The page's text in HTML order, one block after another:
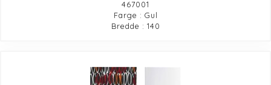
467001
Farge : Gul
Bredde : 140